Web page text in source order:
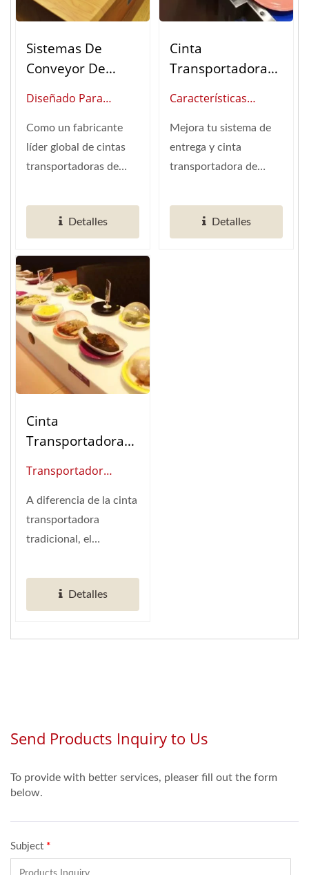
Sistemas De
Conveyor De
Soluciones
Automatizadas
De Entrega De
Diseñado Para
De Conveyor De
Sushi Automatizados
Campo
Como un fabricante
líder global de cintas
transportadoras de
con más...
Detalles
Cinta
Transportadora
Opcionales)
Características
(Proveedor Global De
Automatización De
Restaurantes
Mejora tu sistema de
entrega y cinta
transportadora de
complementos como...
Detalles
Cinta
Transportadora
Magnética De
Alimentos
Transportador
Automatización De
Restaurantes
A diferencia de la cinta
transportadora
tradicional, el
Magnético" de Hong...
Detalles